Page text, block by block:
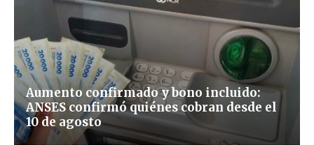
Aumento confirmado y bono incluido:
ANSES confirmó quiénes cobran desde el
10 de agosto